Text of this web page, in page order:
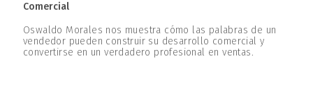
Comercial
Oswaldo Morales nos muestra cómo las palabras de un
vendedor pueden construir su desarrollo comercial y
convertirse en un verdadero profesional en ventas.